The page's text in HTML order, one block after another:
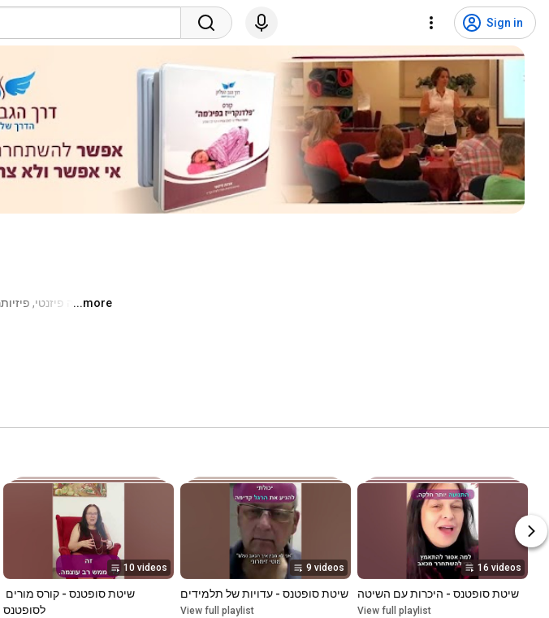
Sign in
...more
10 videos
לסופטנס
9 videos
שיטת סופטנס - עדויות של תלמידים
View full playlist
16 videos
שיטת סופטנס - היכרות עם השיטה
View full playlist